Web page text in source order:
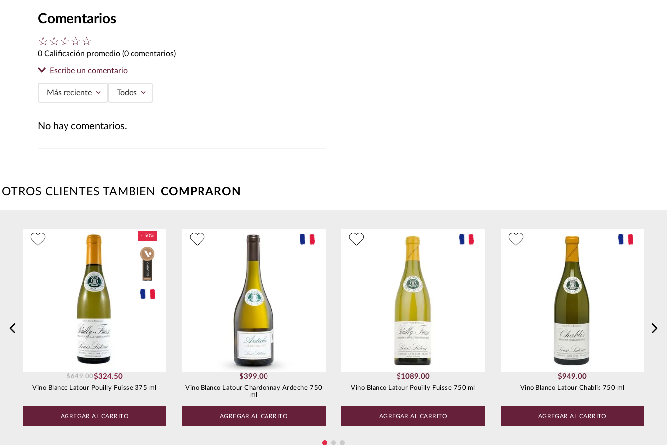
Comentarios
☆☆☆☆☆
0 Calificación promedio (0 comentarios)
Escribe un comentario
Título
★★★★ ★
Dirección de email
Escribe un comentario
Enviar comentario
Más reciente Todos
No hay comentarios.
OTROS CLIENTES TAMBIEN
$324.50
$649.00
Vino Blanco Latour Pouilly Fuisse 375 ml
AGREGAR AL CARRITO
$399.00
Vino Blanco Latour Chardonnay Ardeche 750
ml
AGREGAR AL CARRITO
$1089.00
Vino Blanco Latour Pouilly Fuisse 750 ml
AGREGAR AL CARRITO
$949.00
Vino Blanco Latour Chablis 750 ml
AGREGAR AL CARRITO